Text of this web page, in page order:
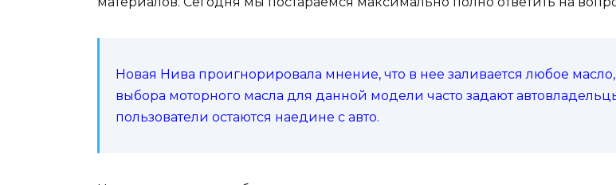
Новая Нива проигнорировала мнение, что в нее заливается любое
выбора моторного масла для данной модели часто задают
пользователи остаются наедине с авто.